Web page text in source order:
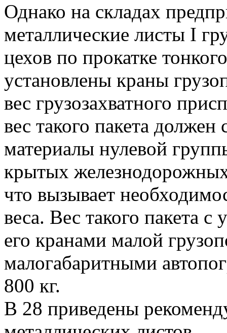
Однако на складах
металлические листы I
цехов по прокатке
установлены краны
вес грузозахватного
вес такого пакета
материалы нулевой
крытых
что вызывает
веса. Вес такого пакета
его кранами малой
малогабаритными
800 кг.
В 28 приведены